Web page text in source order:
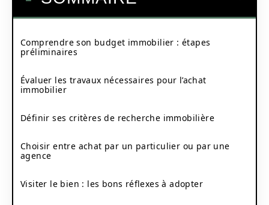
Comprendre son budget immobilier : étapes
préliminaires
Évaluer les travaux nécessaires pour l’achat
immobilier
Définir ses critères de recherche immobilière
Choisir entre achat par un particulier ou par une
agence
Visiter le bien : les bons réflexes à adopter